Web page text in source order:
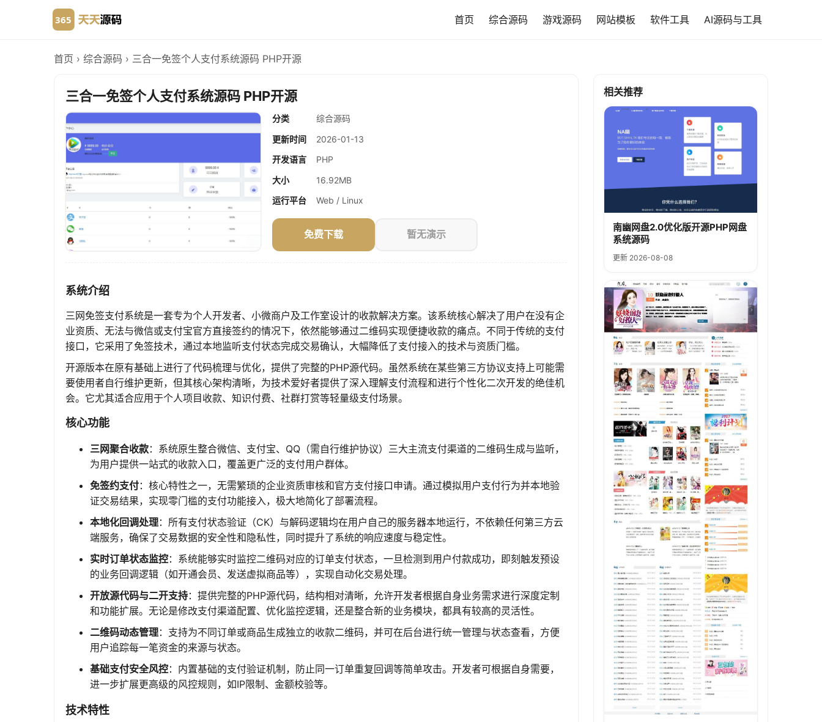
首页 综合源码 游戏源码 网站模板 软件工具 AI源码与工具
首页 › 综合源码 › 三合一免签个人支付系统源码 PHP开源
三合一免签个人支付系统源码 PHP开源
分类
综合源码
更新时间
2026-01-13
开发语言
PHP
大小
16.92MB
运行平台
Web / Linux
免费下载 暂无演示
系统介绍
三网免签支付系统是一套专为个人开发者、小微商户及工作室设计的收款解决方案。该系统核心解决了用户在没有企
业资质、无法与微信或支付宝官方直接签约的情况下，依然能够通过二维码实现便捷收款的痛点。不同于传统的支付
接口，它采用了免签技术，通过本地监听支付状态完成交易确认，大幅降低了支付接入的技术与资质门槛。
开源版本在原有基础上进行了代码梳理与优化，提供了完整的PHP源代码。虽然系统在某些第三方协议支持上可能需
要使用者自行维护更新，但其核心架构清晰，为技术爱好者提供了深入理解支付流程和进行个性化二次开发的绝佳机
会。它尤其适合应用于个人项目收款、知识付费、社群打赏等轻量级支付场景。
核心功能
三网聚合收款：系统原生整合微信、支付宝、QQ（需自行维护协议）三大主流支付渠道的二维码生成与监听，
为用户提供一站式的收款入口，覆盖更广泛的支付用户群体。
免签约支付：核心特性之一，无需繁琐的企业资质审核和官方支付接口申请。通过模拟用户支付行为并本地验
证交易结果，实现零门槛的支付功能接入，极大地简化了部署流程。
本地化回调处理：所有支付状态验证（CK）与解码逻辑均在用户自己的服务器本地运行，不依赖任何第三方云
端服务，确保了交易数据的安全性和隐私性，同时提升了系统的响应速度与稳定性。
实时订单状态监控：系统能够实时监控二维码对应的订单支付状态，一旦检测到用户付款成功，即刻触发预设
的业务回调逻辑（如开通会员、发送虚拟商品等），实现自动化交易处理。
开放源代码与二开支持：提供完整的PHP源代码，结构相对清晰，允许开发者根据自身业务需求进行深度定制
和功能扩展。无论是修改支付渠道配置、优化监控逻辑，还是整合新的业务模块，都具有较高的灵活性。
二维码动态管理：支持为不同订单或商品生成独立的收款二维码，并可在后台进行统一管理与状态查看，方便
用户追踪每一笔资金的来源与状态。
基础支付安全风控：内置基础的支付验证机制，防止同一订单重复回调等简单攻击。开发者可根据自身需要，
进一步扩展更高级的风控规则，如IP限制、金额校验等。
技术特性
相关推荐
南幽网盘2.0优化版开源PHP网盘
系统源码
更新 2026-08-08